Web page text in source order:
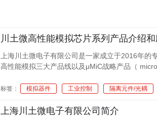
川土微高性能模拟芯片系列产品介绍
上海川土微电子有限公司是一家成立于2016年
高性能模拟三大产品线以及μMiC战略产品（
标签： 模拟器件 工业控制 隔离元件/光耦
上海川土微电子有限公司简介